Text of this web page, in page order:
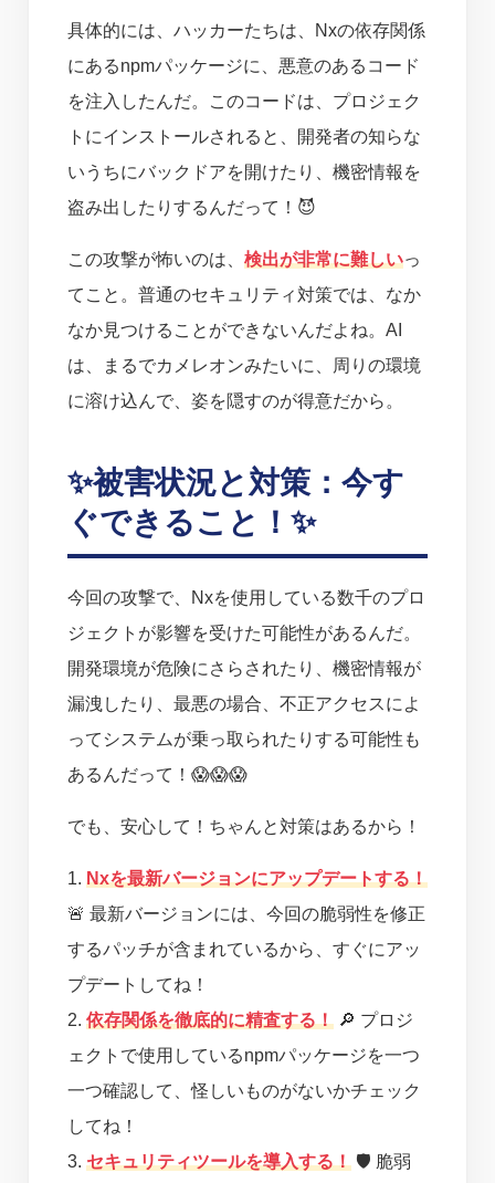
具体的には、ハッカーたちは、Nxの依存関係
にあるnpmパッケージに、悪意のあるコード
を注入したんだ。このコードは、プロジェク
トにインストールされると、開発者の知らな
いうちにバックドアを開けたり、機密情報を
盗み出したりするんだって！😈
この攻撃が怖いのは、 検出が非常に難しいっ
てこと。普通のセキュリティ対策では、なか
なか見つけることができないんだよね。AI
は、まるでカメレオンみたいに、周りの環境
に溶け込んで、姿を隠すのが得意だから。
✨被害状況と対策：今す
ぐできること！✨
今回の攻撃で、Nxを使用している数千のプロ
ジェクトが影響を受けた可能性があるんだ。
開発環境が危険にさらされたり、機密情報が
漏洩したり、最悪の場合、不正アクセスによ
ってシステムが乗っ取られたりする可能性も
あるんだって！😱😱😱
でも、安心して！ちゃんと対策はあるから！
1. Nxを最新バージョンにアップデートする！
🚨 最新バージョンには、今回の脆弱性を修正
するパッチが含まれているから、すぐにアッ
プデートしてね！
2. 依存関係を徹底的に精査する！ 🔎 プロジ
ェクトで使用しているnpmパッケージを一つ
一つ確認して、怪しいものがないかチェック
してね！
3. セキュリティツールを導入する！ 🛡️ 脆弱